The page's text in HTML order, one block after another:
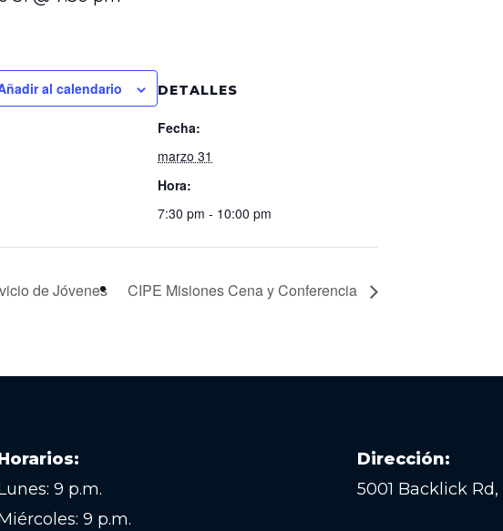
al calendario DETALLES
Fecha:
marzo 31
Hora:
7:30 pm - 10:00 pm
de Jóvenes CIPE Misiones Cena y Conferencia
9 p.m.
9 p.m.
Dirección:
5001 Backlick